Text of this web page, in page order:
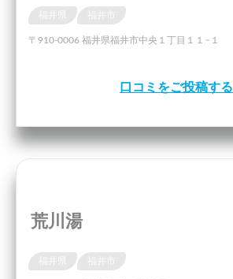
〒910-0006 福井県福井市中央１丁目１１−１
口コミをご投稿する
荒川湯